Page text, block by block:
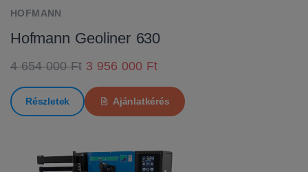
HOFMANN
Hofmann Geoliner 630
4 654 000 Ft 3 956 000 Ft
Részletek Ajánlatkérés